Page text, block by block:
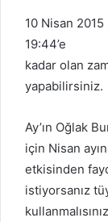
10 Nisan 2015
19:44’e
kadar olan
yapabilirsiniz.
Ay’ın Oğlak
için Nisan
etkisinden
istiyorsanız